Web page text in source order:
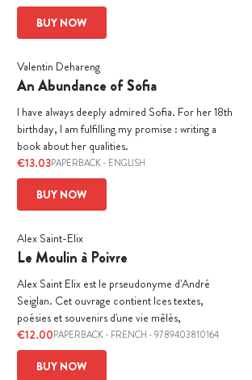
BUY NOW
Valentin Dehareng
An Abundance of Sofia
I have always deeply admired Sofia. For her 18th
birthday, I am fulfilling my promise : writing a
book about her qualities.
€13.03PAPERBACK- ENGLISH
BUY NOW
Alex Saint-Elix
Le Moulin à Poivre
Alex Saint Elix est le prseudonyme d'André
Seiglan. Cet ouvrage contient lces textes,
poésies et souvenirs d'une vie mêlés,
€12.00PAPERBACK- FRENCH - 9789403810164
BUY NOW